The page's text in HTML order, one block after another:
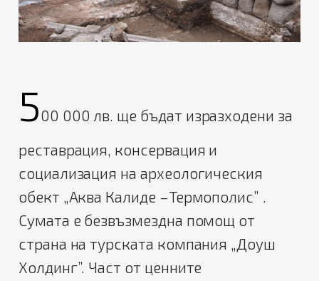
500 000 лв. ще бъдат изразходени за
реставрация, консервация и
социализация на археологическия
обект „Аква Калиде –Термополис” .
Сумата е безвъзмездна помощ от
страна на турската компания „Доуш
Холдинг”. Част от ценните